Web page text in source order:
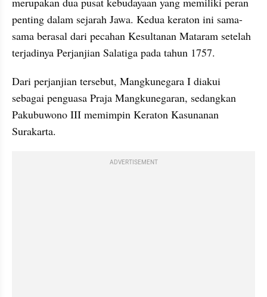
penting dalam sejarah Jawa. Kedua keraton ini sama-
sama berasal dari pecahan Kesultanan Mataram setelah
terjadinya Perjanjian Salatiga pada tahun 1757.
Dari perjanjian tersebut, Mangkunegara I diakui
sebagai penguasa Praja Mangkunegaran, sedangkan
Pakubuwono III memimpin Keraton Kasunanan
Surakarta.
ADVERTISEMENT